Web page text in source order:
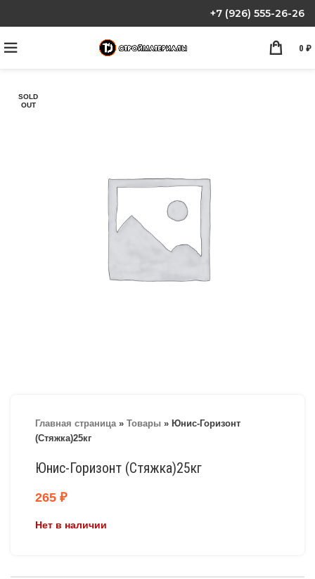
+7 (926) 555-26-26
0 ₽
SOLD
OUT
Главная страница» Товары » Юнис-Горизонт
(Стяжка)25кг
Юнис-Горизонт (Стяжка)25кг
265 ₽
Нет в наличии